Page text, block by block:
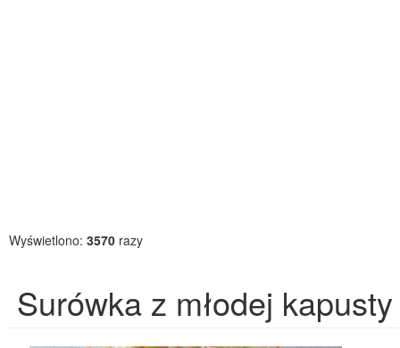
Wyświetlono: 3570 razy
Surówka z młodej kapusty